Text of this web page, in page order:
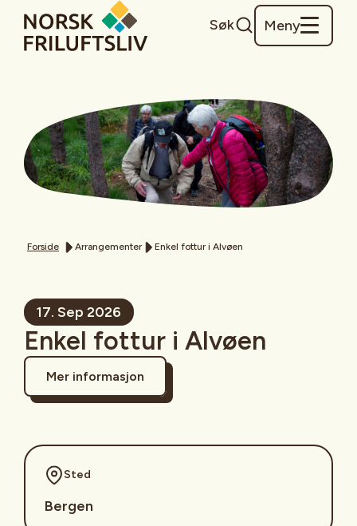
Søk Meny
Forside Arrangementer Enkel fottur i Alvøen
17. Sep 2026
Enkel fottur i Alvøen
Mer informasjon
Sted
Bergen